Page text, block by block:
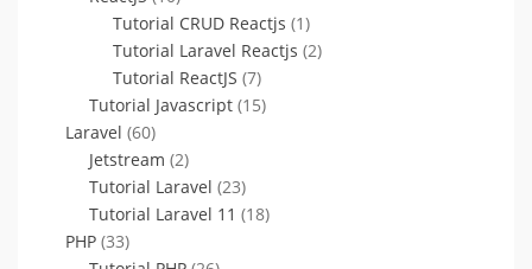
Tutorial CRUD Reactjs (1)
Tutorial Laravel Reactjs (2)
Tutorial ReactJS (7)
Tutorial Javascript (15)
Laravel (60)
Jetstream (2)
Tutorial Laravel (23)
Tutorial Laravel 11 (18)
PHP (33)